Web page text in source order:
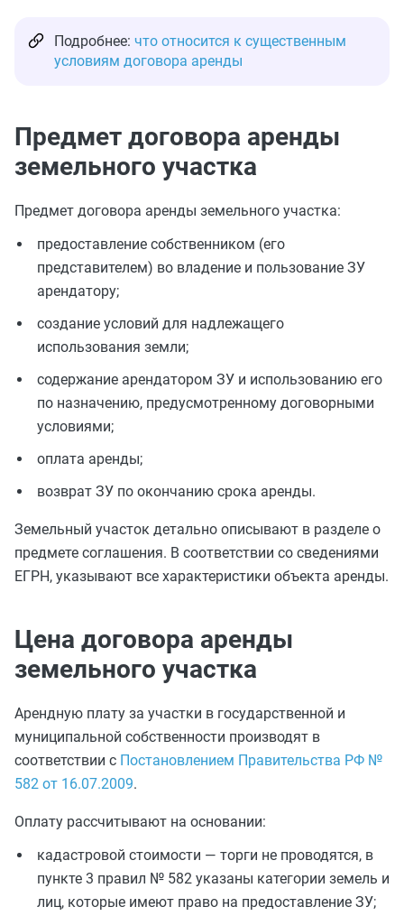
Подробнее: что относится к существенным
условиям договора аренды
Предмет договора аренды
земельного участка
Предмет договора аренды земельного участка:
предоставление собственником (его
представителем) во владение и пользование ЗУ
арендатору;
создание условий для надлежащего
использования земли;
содержание арендатором ЗУ и использованию его
по назначению, предусмотренному договорными
условиями;
оплата аренды;
возврат ЗУ по окончанию срока аренды.
Земельный участок детально описывают в разделе о
предмете соглашения. В соответствии со сведениями
ЕГРН, указывают все характеристики объекта аренды.
Цена договора аренды
земельного участка
Арендную плату за участки в государственной и
муниципальной собственности производят в
соответствии с Постановлением Правительства РФ №
582 от 16.07.2009.
Оплату рассчитывают на основании:
кадастровой стоимости — торги не проводятся, в
пункте 3 правил № 582 указаны категории земель и
лиц, которые имеют право на предоставление ЗУ;